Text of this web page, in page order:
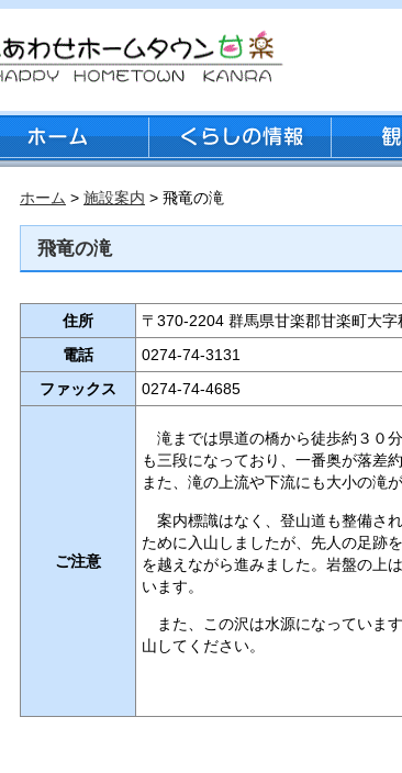
ホーム > 施設案内 > 飛竜の滝
飛竜の滝
住所
〒370-2204 群馬県甘楽郡甘楽町大
電話
0274-74-3131
ファックス
0274-74-4685
ご注意
滝までは県道の橋から徒歩約３０
も三段になっており、一番奥が落差
また、滝の上流や下流にも大小の滝が
案内標識はなく、登山道も整備さ
ために入山しましたが、先人の足跡
を越えながら進みました。岩盤の上
います。
また、この沢は水源になっていま
山してください。